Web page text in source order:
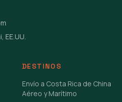
EE.UU.
DESTINOS
Envío a Costa Rica de China
Aéreo y Marítimo